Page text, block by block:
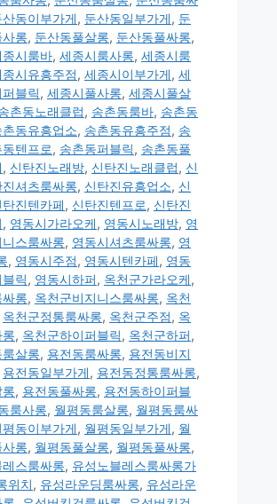
산동이부가게, 둔산동일부가게, 둔
롱, 둔산동풀살롱, 둔산동풀싸롱,
종시룸바, 세종시룸사롱, 세종시룸
시유흥주점, 세종시이부가게, 세
블릭, 세종시풀사롱, 세종시풀살
촌동노래클럽, 송촌동룸바, 송촌동
촌동유흥업소, 송촌동유흥주점, 송
텐프로, 송촌동퍼블릭, 송촌동풀
, 신탄진노래방, 신탄진노래클럽, 신
진셔츠룸싸롱, 신탄진유흥업소, 신
탄진텐카페, 신탄진텐프로, 신탄진
, 영동시가라오케, 영동시노래방, 영
스룸싸롱, 영동시셔츠룸싸롱, 영
, 영동시주점, 영동시텐카페, 영동
릭, 영동시하퍼, 옥천군가라오케,
롱, 옥천군비지니스룸싸롱, 옥천
옥천군정통룸싸롱, 옥천군주점, 옥
, 옥천군하이퍼블릭, 옥천군하퍼,
살롱, 용전동룸싸롱, 용전동비지
용전동일부가게, 용전동정통룸싸롱,
, 용전동풀싸롱, 용전동하이퍼블
룸사롱, 월평동룸살롱, 월평동룸싸
평동이부가게, 월평동일부가게, 월
롱, 월평동풀살롱, 월평동풀싸롱,
스룸싸롱, 유성노블레스룸싸롱가
위치, 유성라운딩룸싸롱, 유성라운